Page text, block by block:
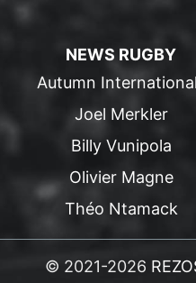
NEWS RUGBY
Autumn
Joel Merkler
Billy Vunipola
Olivier Magne
Théo Ntamack
© 2021-2026